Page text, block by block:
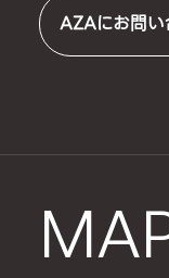
AZAにお問い